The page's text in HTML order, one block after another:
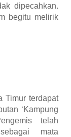
dipecahkan.
begitu melirik
Timur terdapat
‘Kampung
telah
mata